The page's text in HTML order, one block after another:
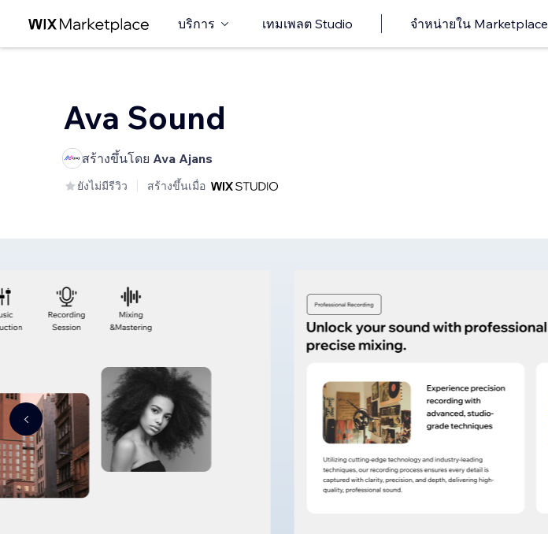
บริการ เทมเพลต Studio จำหน่ายใน Marketplace
Ava Sound
สร้างขึ้นโดย Ava Ajans
ยังไม่มีรีวิว สร้างขึ้นเมื่อ